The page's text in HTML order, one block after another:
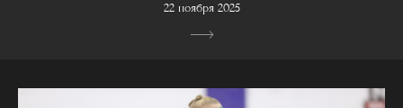
22 ноября 2025